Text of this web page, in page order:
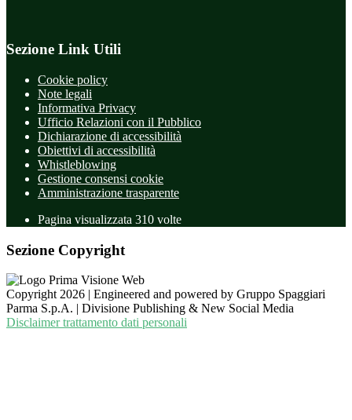
Sezione Link Utili
Cookie policy
Note legali
Informativa Privacy
Ufficio Relazioni con il Pubblico
Dichiarazione di accessibilità
Obiettivi di accessibilità
Whistleblowing
Gestione consensi cookie
Amministrazione trasparente
Pagina visualizzata 310 volte
Sezione Copyright
Copyright 2026 | Engineered and powered by Gruppo Spaggiari
Parma S.p.A. | Divisione Publishing & New Social Media
Disclaimer trattamento dati personali